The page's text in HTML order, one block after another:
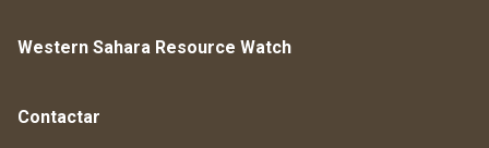
Western Sahara Resource Watch
Contactar